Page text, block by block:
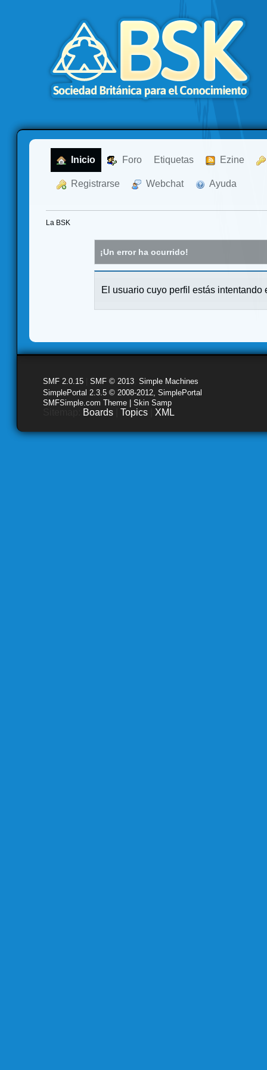
Inicio Foro Etiquetas Ezine
Registrarse Webchat Ayuda
La BSK
¡Un error ha ocurrido!
El usuario cuyo perfil estás intentando
SMF 2.0.15 SMF © 2013 Simple Machines
SimplePortal 2.3.5 © 2008-2012, SimplePortal
SMFSimple.com Theme | Skin Samp
Boards Topics XML